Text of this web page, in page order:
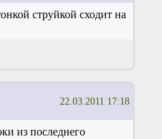
струйкой сходит на
22.03.2011 17:18
из последнего